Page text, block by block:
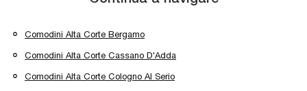
Comodini Alta Corte Bergamo
Comodini Alta Corte Cassano D'Adda
Comodini Alta Corte Cologno Al Serio